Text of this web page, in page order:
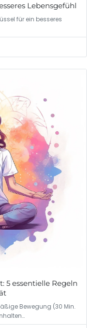
Lebensgefühl
für ein besseres
5 essentielle Regeln
Bewegung (30 Min.